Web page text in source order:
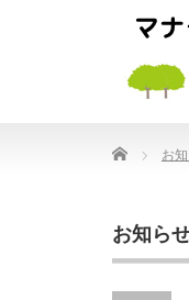
Home お
お知ら